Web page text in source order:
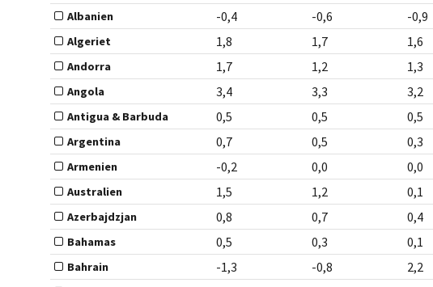
Albanien -0,4 -0,6 -0,9
Algeriet 1,8 1,7 1,6
Andorra 1,7 1,2 1,3
Angola 3,4 3,3 3,2
Antigua & Barbuda 0,5 0,5 0,5
Argentina 0,7 0,5 0,3
Armenien -0,2 0,0 0,0
Australien 1,5 1,2 0,1
Azerbajdzjan 0,8 0,7 0,4
Bahamas 0,5 0,3 0,1
Bahrain -1,3 -0,8 2,2